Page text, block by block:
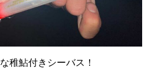
稚鮎付きシーバス！